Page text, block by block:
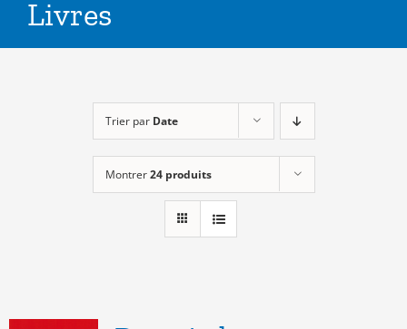
Les recherches
Les événements
Livres
Trier par Date
Montrer24 produits